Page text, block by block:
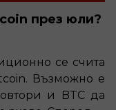
през юли?
се счита
Възможно е
и BTC да